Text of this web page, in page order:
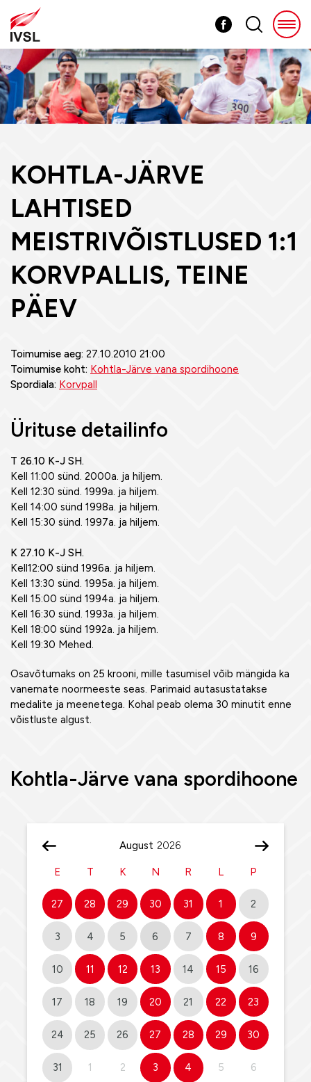
August
E T K N R L P
27 28 29 30 31 1 2
3 4 5 6 7 8 9
10 11 12 13 14 15 16
17 18 19 20 21 22 23
24 25 26 27 28 29 30
31 1 2 3 4 5 6
KOHTLA-JÄRVE
LAHTISED
MEISTRIVÕISTLUSED 1:1
KORVPALLIS, TEINE
PÄEV
Toimumise aeg: 27.10.2010 21:00
Toimumise koht: Kohtla-Järve vana spordihoone
Spordiala: Korvpall
Ürituse detailinfo
T 26.10 K-J SH.
Kell 11:00 sünd. 2000a. ja hiljem.
Kell 12:30 sünd. 1999a. ja hiljem.
Kell 14:00 sünd 1998a. ja hiljem.
Kell 15:30 sünd. 1997a. ja hiljem.
K 27.10 K-J SH.
Kell12:00 sünd 1996a. ja hiljem.
Kell 13:30 sünd. 1995a. ja hiljem.
Kell 15:00 sünd 1994a. ja hiljem.
Kell 16:30 sünd. 1993a. ja hiljem.
Kell 18:00 sünd 1992a. ja hiljem.
Kell 19:30 Mehed.
Osavõtumaks on 25 krooni, mille tasumisel võib mängida ka
vanemate noormeeste seas. Parimaid autasustatakse
medalite ja meenetega. Kohal peab olema 30 minutit enne
võistluste algust.
Kohtla-Järve vana spordihoone